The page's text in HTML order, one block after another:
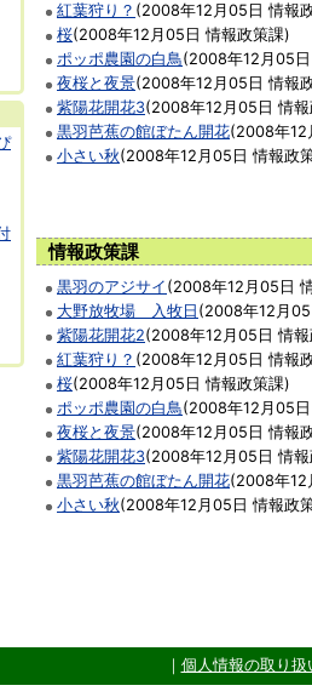
紅葉狩り？ (2008年12月05日 情報
桜(2008年12月05日 情報政策課)
ポッポ農園の白鳥(2008年12月05日
夜桜と夜景(2008年12月05日 情報
紫陽花開花3(2008年12月05日 情
黒羽芭蕉の館ぼたん開花(2008年12
小さい秋(2008年12月05日 情報政
情報政策課
黒羽のアジサイ (2008年12月05日
大野放牧場 入牧日 (2008年12月05
紫陽花開花2(2008年12月05日 情
紅葉狩り？ (2008年12月05日 情報
桜(2008年12月05日 情報政策課)
ポッポ農園の白鳥(2008年12月05日
夜桜と夜景(2008年12月05日 情報
紫陽花開花3(2008年12月05日 情
黒羽芭蕉の館ぼたん開花(2008年12
小さい秋(2008年12月05日 情報政
｜ 個人情報の取り扱